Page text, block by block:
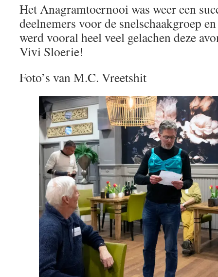
Het Anagramtoernooi was weer een
deelnemers voor de snelschaakgroep
werd vooral heel veel gelachen deze
Vivi Sloerie!
Foto’s van M.C. Vreetshit